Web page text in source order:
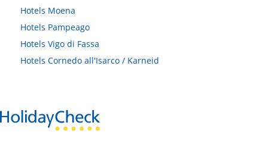
Hotels Moena
Hotels Pampeago
Hotels Vigo di Fassa
Hotels Cornedo all'Isarco / Karneid